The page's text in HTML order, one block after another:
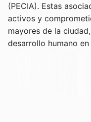
(PECIA). Estas
activos y
mayores de la
desarrollo humano